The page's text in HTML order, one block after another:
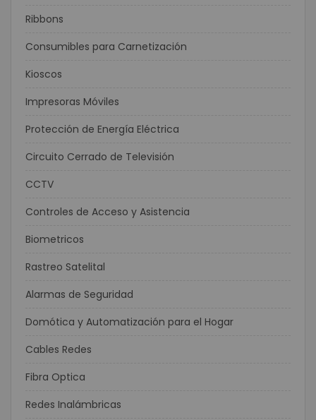
Ribbons
Consumibles para Carnetización
Kioscos
Impresoras Móviles
Protección de Energía Eléctrica
Circuito Cerrado de Televisión
CCTV
Controles de Acceso y Asistencia
Biometricos
Rastreo Satelital
Alarmas de Seguridad
Domótica y Automatización para el Hogar
Cables Redes
Fibra Optica
Redes Inalámbricas